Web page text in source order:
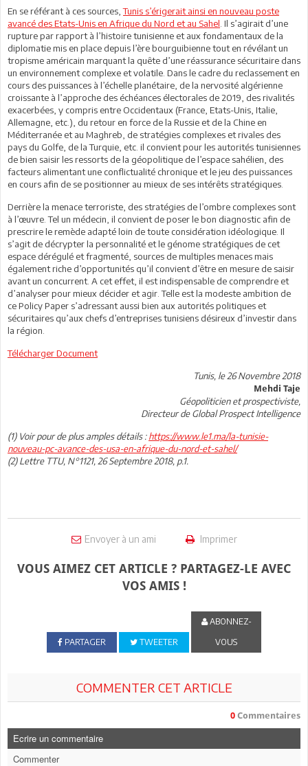
En se référant à ces sources,Tunis s’érigerait ainsi en nouveau poste
avancé des Etats-Unis en Afrique du Nord et au Sahel . Il s’agirait d’une
rupture par rapport à l’histoire tunisienne et aux fondamentaux de la
diplomatie mis en place depuis l’ère bourguibienne tout en révélant un
tropisme américain marquant la quête d’une réassurance sécuritaire dans
un environnement complexe et volatile. Dans le cadre du reclassement en
cours des puissances à l’échelle planétaire, de la nervosité algérienne
croissante à l’approche des échéances électorales de 2019, des rivalités
exacerbées, y compris entre Occidentaux (France, Etats-Unis, Italie,
Allemagne, etc.), du retour en force de la Russie et de la Chine en
Méditerranée et au Maghreb, de stratégies complexes et rivales des
pays du Golfe, de la Turquie, etc. il convient pour les autorités tunisiennes
de bien saisir les ressorts de la géopolitique de l’espace sahélien, des
facteurs alimentant une conflictualité chronique et le jeu des puissances
en cours afin de se positionner au mieux de ses intérêts stratégiques.
Derrière la menace terroriste, des stratégies de l’ombre complexes sont
à l’œuvre. Tel un médecin, il convient de poser le bon diagnostic afin de
prescrire le remède adapté loin de toute considération idéologique. Il
s’agit de décrypter la personnalité et le génome stratégiques de cet
espace dérégulé et fragmenté, sources de multiples menaces mais
également riche d’opportunités qu’il convient d’être en mesure de saisir
avant un concurrent. A cet effet, il est indispensable de comprendre et
d’analyser pour mieux décider et agir. Telle est la modeste ambition de
ce Policy Paper s’adressant aussi bien aux autorités politiques et
sécuritaires qu’aux chefs d’entreprises tunisiens désireux d’investir dans
la région.
Télécharger Document
Tunis, le 26 Novembre 2018
Mehdi Taje
Géopoliticien et prospectiviste,
Directeur de Global Prospect Intelligence
(1) Voir pour de plus amples détails :https://www.le1.ma/la-tunisie-
nouveau-pc-avance-des-usa-en-afrique-du-nord-et-sahel/
(2)Lettre TTU, N°1121, 26 Septembre 2018, p.1.
Envoyer à un ami Imprimer
VOUS AIMEZ CET ARTICLE ? PARTAGEZ-LE AVEC
VOS AMIS !
PARTAGER TWEETER
ABONNEZ-
VOUS
COMMENTER CET ARTICLE
0 Commentaires
Ecrire un commentaire
Commenter